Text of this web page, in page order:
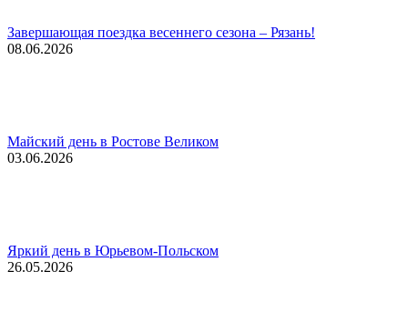
Завершающая поездка весеннего сезона – Рязань!
08.06.2026
Майский день в Ростове Великом
03.06.2026
Яркий день в Юрьевом-Польском
26.05.2026